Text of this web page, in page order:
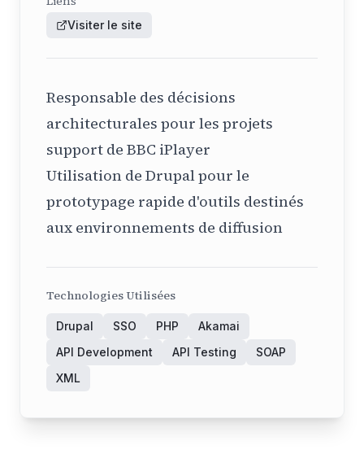
Visiter le site
Responsable des décisions
architecturales pour les projets
support de BBC iPlayer
Utilisation de Drupal pour le
prototypage rapide d'outils destinés
aux environnements de diffusion
Technologies Utilisées
Drupal SSO PHP
Akamai
API Development
API Testing
SOAP
XML